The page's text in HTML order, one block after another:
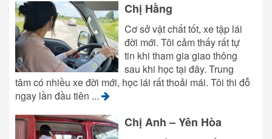
Chị Hằng
Cơ sở vật chất tốt, xe tập lái
đời mới. Tôi cảm thấy rất tự
tin khi tham gia giao thông
sau khi học tại đây. Trung
tâm có nhiều xe đời mới, học lái rất thoải mái. Tôi thi đỗ
ngay lần đầu tiên ...
Chị Anh – Yên Hòa